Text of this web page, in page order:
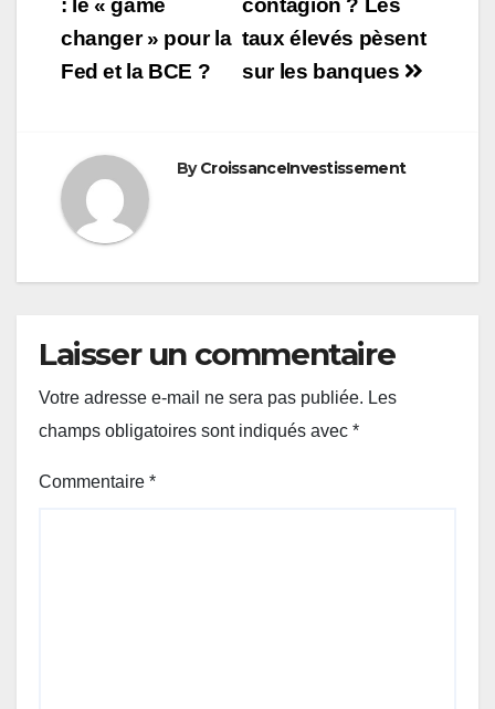
de
l’article
contagion ? Les
taux élevés pèsent
sur les banques
: le « game
changer » pour la
Fed et la BCE ?
ByCroissanceInvestissement
Laisser un commentaire
Votre adresse e-mail ne sera pas publiée. Les
champs obligatoires sont indiqués avec *
Commentaire *